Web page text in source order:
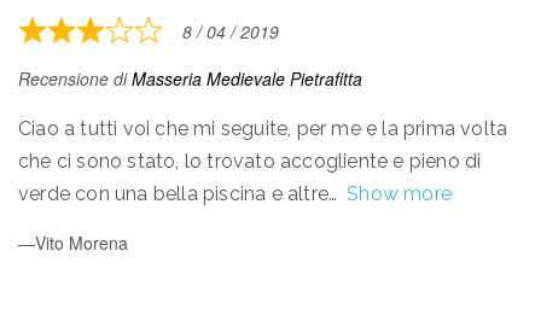
Rated
3
of
5
8 / 04 / 2019
Recensione diMasseria Medievale Pietrafitta
Ciao a tutti voi che mi seguite, per me e la prima volta
che ci sono stato, lo trovato accogliente e pieno di
verde con una bella piscina e altre
Show more
Vito Morena